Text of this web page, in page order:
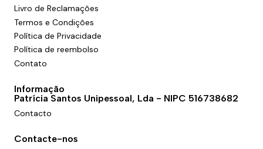
Livro de Reclamações
Termos e Condições
Política de Privacidade
Política de reembolso
Contato
Informação
Patrícia Santos Unipessoal, Lda - NIPC 516738682
Contacto
Contacte-nos